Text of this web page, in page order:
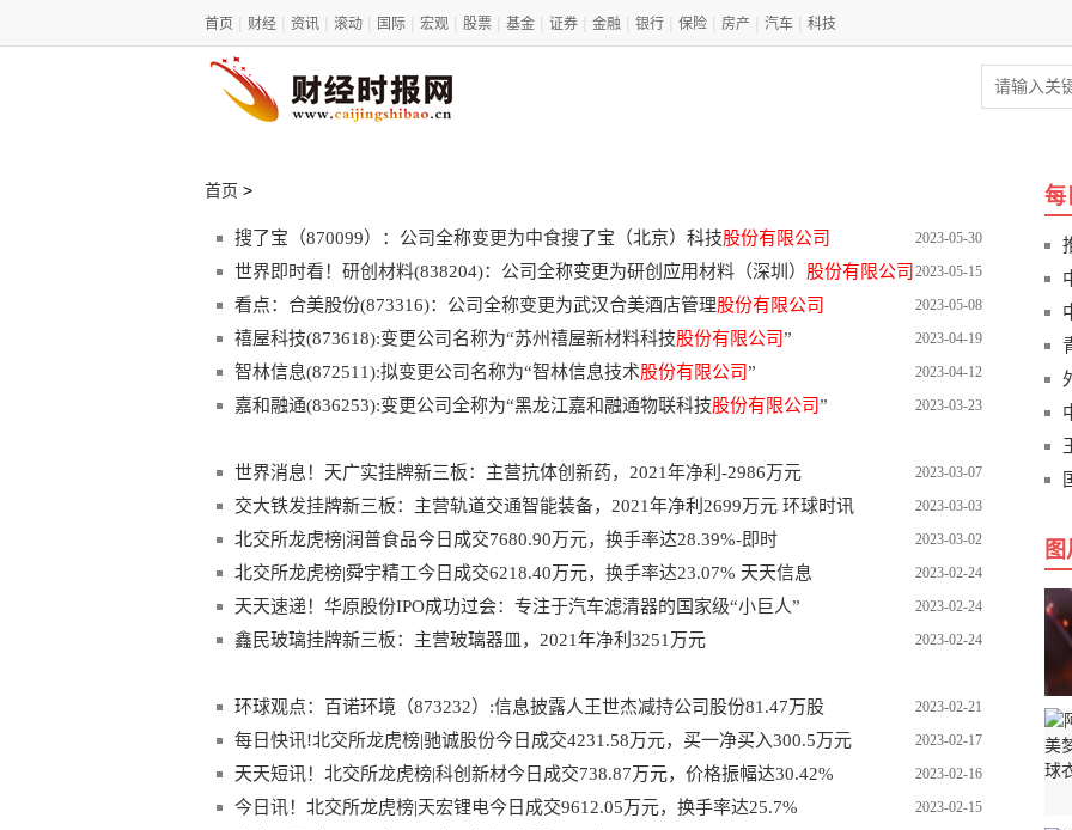
首页 财经 资讯 滚动 国际 宏观 股票 基金 证券 金融 银行 保险 房产 汽车 科技
首页 >
2023-05-30
搜了宝（870099）：公司全称变更为中食搜了宝（北京）科技股份有限公司
2023-05-15
世界即时看！研创材料(838204)：公司全称变更为研创应用材料（深圳） 股份有限公司
2023-05-08
看点：合美股份(873316)：公司全称变更为武汉合美酒店管理股份有限公司
2023-04-19
禧屋科技(873618):变更公司名称为“苏州禧屋新材料科技股份有限公司 ”
2023-04-12
智林信息(872511):拟变更公司名称为“智林信息技术股份有限公司 ”
2023-03-23
嘉和融通(836253):变更公司全称为“黑龙江嘉和融通物联科技股份有限公司 ”
2023-03-07
世界消息！天广实挂牌新三板：主营抗体创新药，2021年净利-2986万元
2023-03-03
交大铁发挂牌新三板：主营轨道交通智能装备，2021年净利2699万元 环球时讯
2023-03-02
北交所龙虎榜|润普食品今日成交7680.90万元，换手率达28.39%-即时
2023-02-24
北交所龙虎榜|舜宇精工今日成交6218.40万元，换手率达23.07% 天天信息
2023-02-24
天天速递！华原股份IPO成功过会：专注于汽车滤清器的国家级“小巨人”
2023-02-24
鑫民玻璃挂牌新三板：主营玻璃器皿，2021年净利3251万元
2023-02-21
环球观点：百诺环境（873232）:信息披露人王世杰减持公司股份81.47万股
2023-02-17
每日快讯!北交所龙虎榜|驰诚股份今日成交4231.58万元，买一净买入300.5万元
2023-02-16
天天短讯！北交所龙虎榜|科创新材今日成交738.87万元，价格振幅达30.42%
2023-02-15
今日讯！北交所龙虎榜|天宏锂电今日成交9612.05万元，换手率达25.7%
每
图